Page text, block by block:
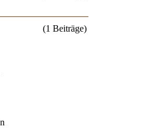
(1 Beiträge)